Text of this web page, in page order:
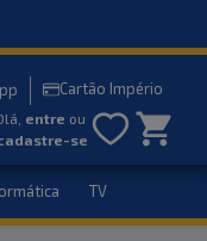
Cartão Império
entre ou
se
TV